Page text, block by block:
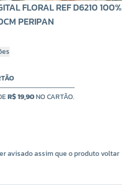
FLORAL REF D6210 100%
PERIPAN
R$ 19,90NO CARTÃO.
avisado assim que o produto voltar